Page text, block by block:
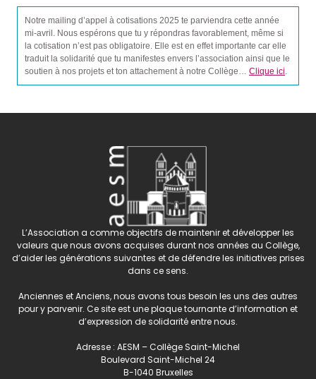
Notre mailing d’appel à cotisations 2025 te parviendra cette année
mi-avril. Nous espérons que tu y répondras favorablement, même si
la cotisation n’est pas obligatoire. Elle est en effet importante car elle
traduit la solidarité que tu manifestes envers l’association ainsi que le
soutien à nos projets et ton attachement à notre Collège… Clique ici.
L’Association a comme objectifs de maintenir et développer les
valeurs que nous avons acquises durant nos années au Collège,
d’aider les générations suivantes et de défendre les initiatives prises
dans ce sens.
Anciennes et Anciens, nous avons tous besoin les uns des autres
pour y parvenir. Ce site est une plaque tournante d’information et
d’expression de solidarité entre nous.
Adresse : AESM – Collège Saint-Michel
Boulevard Saint-Michel 24
B-1040 Bruxelles